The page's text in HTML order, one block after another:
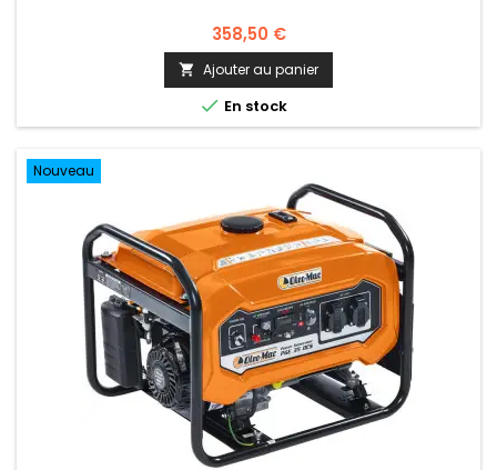
358,50 €
 Ajouter au panier
 En stock
Nouveau